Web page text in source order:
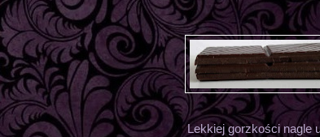
Lekkiej gorzkości nagle